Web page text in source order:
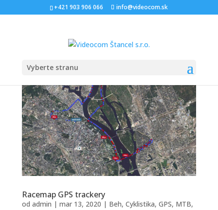
+421 903 906 066 info@videocom.sk
Vyberte stranu
Racemap GPS trackery
od admin | mar 13, 2020 | Beh, Cyklistika, GPS, MTB,